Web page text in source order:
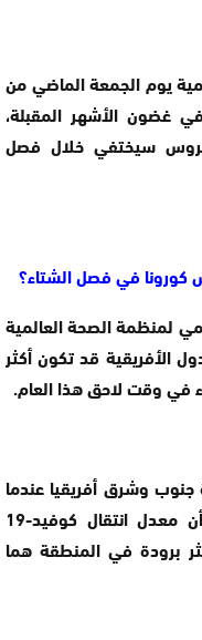
يوم الجمعة الماضي من
غضون الأشهر المقبلة،
سيختفي خلال فصل
لمنظمة الصحة العالمية
الأفريقية قد تكون أكثر
في وقت لاحق هذا العام.
جنوب وشرق أفريقيا عندما
تنخفض درجات الحرارة، مما يشير إلى أن معدل انتقال كوفيد-19
برودة في المنطقة هما